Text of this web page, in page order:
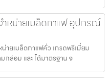
ำหน่ายเมล็ดกาแฟ อุปกรณ์
ายเมล็ดกาแฟคั่ว เกรดพรีเมี่ยม
ล่อม และ ได้มาตรฐาน จ